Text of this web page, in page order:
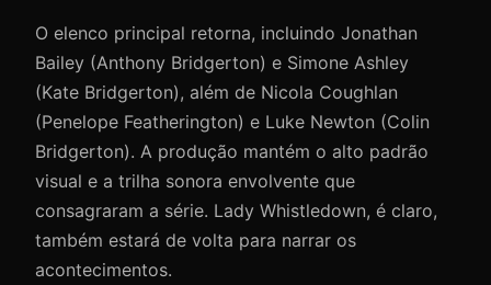
O elenco principal retorna, incluindo Jonathan
Bailey (Anthony Bridgerton) e Simone Ashley
(Kate Bridgerton), além de Nicola Coughlan
(Penelope Featherington) e Luke Newton (Colin
Bridgerton). A produção mantém o alto padrão
visual e a trilha sonora envolvente que
consagraram a série. Lady Whistledown, é claro,
também estará de volta para narrar os
acontecimentos.